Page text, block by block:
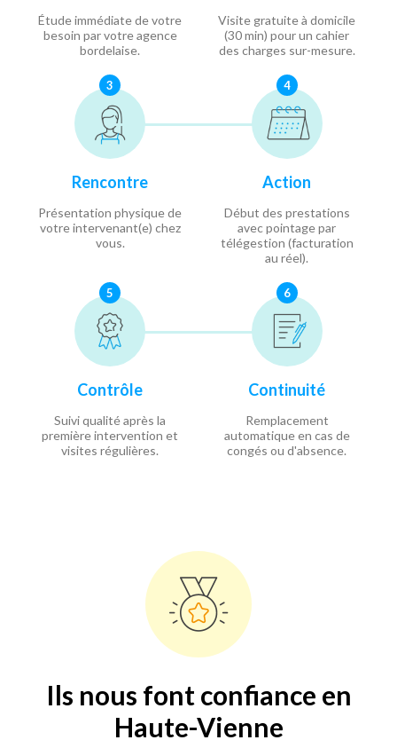
Étude immédiate de votre
besoin par votre agence
bordelaise.
Visite gratuite à domicile
(30 min) pour un cahier
des charges sur-mesure.
3
Rencontre
Présentation physique de
votre intervenant(e) chez
vous.
4
Action
Début des prestations
avec pointage par
télégestion (facturation
au réel).
5
Contrôle
Suivi qualité après la
première intervention et
visites régulières.
6
Continuité
Remplacement
automatique en cas de
congés ou d'absence.
Ils nous font confiance en
Haute-Vienne